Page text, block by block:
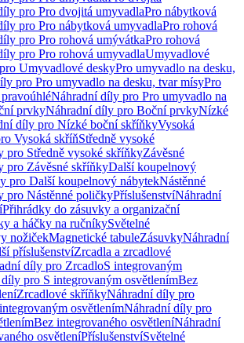
pro Pro dvojitá umyvadlaPro nábytková
pro Pro nábytková umyvadlaPro rohová
pro Pro rohová umývátkaPro rohová
pro Pro rohová umyvadlaUmyvadlové
Umyvadlové deskyPro umyvadlo na desku,
pro Pro umyvadlo na desku, tvar mísyPro
Náhradní díly pro Pro umyvadlo na
prvkyNáhradní díly pro Boční prvkyNízké
díly pro Nízké boční skříňkyVysoká
Vysoká skříňStředně vysoké
pro Středně vysoké skříňkyZávěsné
pro Závěsné skříňkyDalší koupelnový
pro Další koupelnový nábytekNástěnné
pro Nástěnné poličkyPříslušenstvíNáhradní
Přihrádky do zásuvky a organizační
a háčky na ručníkySvětelné
nožičekMagnetické tabuleZásuvkyNáhradní
příslušenstvíZrcadla a zrcadlové
díly pro ZrcadloS integrovaným
pro S integrovaným osvětlenímBez
Zrcadlové skříňkyNáhradní díly pro
osvětlenímNáhradní díly pro
Bez integrovaného osvětleníNáhradní
osvětleníPříslušenstvíSvětelné